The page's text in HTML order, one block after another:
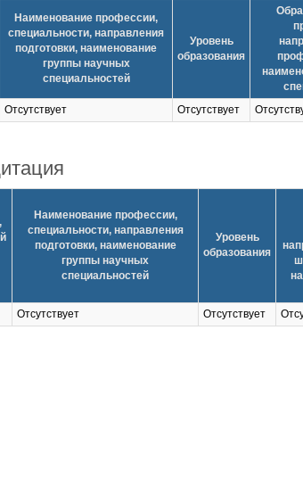
Наименование профессии,
специальности, направления
подготовки, наименование
группы научных
специальностей
Уровень
образования
Отсутствует Отсутствует
Наименование профессии,
специальности, направления
подготовки, наименование
группы научных
специальностей
Уровень
образования
Отсутствует Отсутствует